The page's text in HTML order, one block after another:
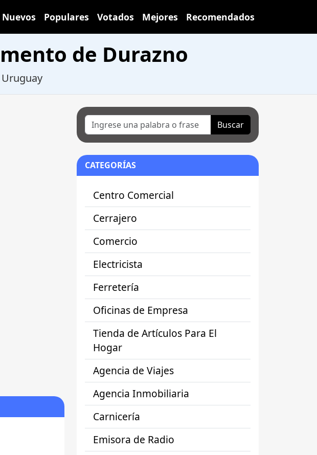
Nuevos Populares Votados Mejores Recomendados
de Durazno
Buscar
CATEGORÍAS
Centro Comercial
Cerrajero
Comercio
Electricista
Ferretería
Oficinas de Empresa
Tienda de Artículos Para El
Hogar
Agencia de Viajes
Agencia Inmobiliaria
Carnicería
Emisora de Radio